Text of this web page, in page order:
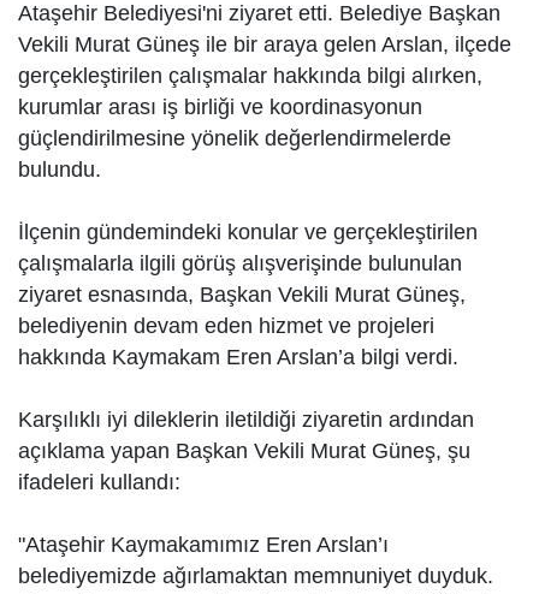
Ataşehir Belediyesi'ni ziyaret etti. Belediye Başkan
Vekili Murat Güneş ile bir araya gelen Arslan, ilçede
gerçekleştirilen çalışmalar hakkında bilgi alırken,
kurumlar arası iş birliği ve koordinasyonun
güçlendirilmesine yönelik değerlendirmelerde
bulundu.
İlçenin gündemindeki konular ve gerçekleştirilen
çalışmalarla ilgili görüş alışverişinde bulunulan
ziyaret esnasında, Başkan Vekili Murat Güneş,
belediyenin devam eden hizmet ve projeleri
hakkında Kaymakam Eren Arslan’a bilgi verdi.
Karşılıklı iyi dileklerin iletildiği ziyaretin ardından
açıklama yapan Başkan Vekili Murat Güneş, şu
ifadeleri kullandı:
"Ataşehir Kaymakamımız Eren Arslan’ı
belediyemizde ağırlamaktan memnuniyet duyduk.